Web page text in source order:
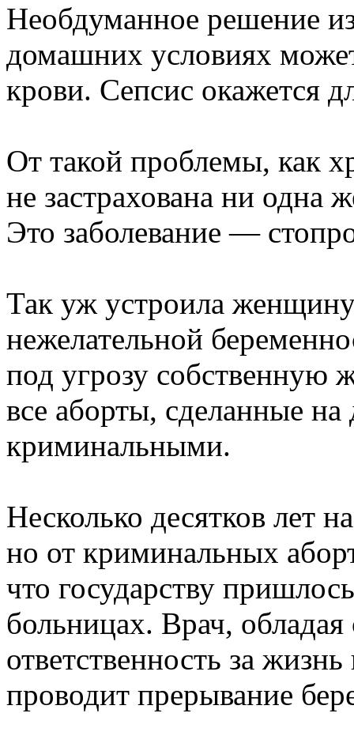
Необдуманное решение
домашних условиях
крови. Сепсис окажется
От такой проблемы, как
не застрахована ни одна
Это заболевание —
Так уж устроила
нежелательной
под угрозу собственную
все аборты, сделанные на
криминальными.
Несколько десятков лет
но от криминальных
что государству
больницах. Врач,
ответственность за
проводит прерывание